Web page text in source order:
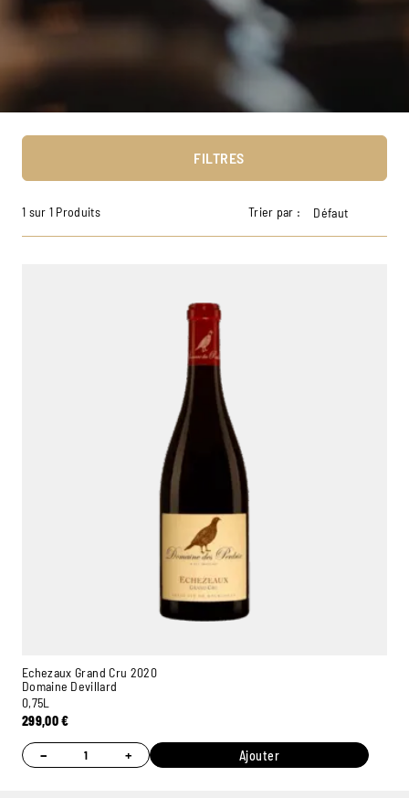
FILTRES
1 sur 1 Produits Trier par : Défaut
Echezaux Grand Cru 2020
Domaine Devillard
0,75L
299,00€
− + Ajouter